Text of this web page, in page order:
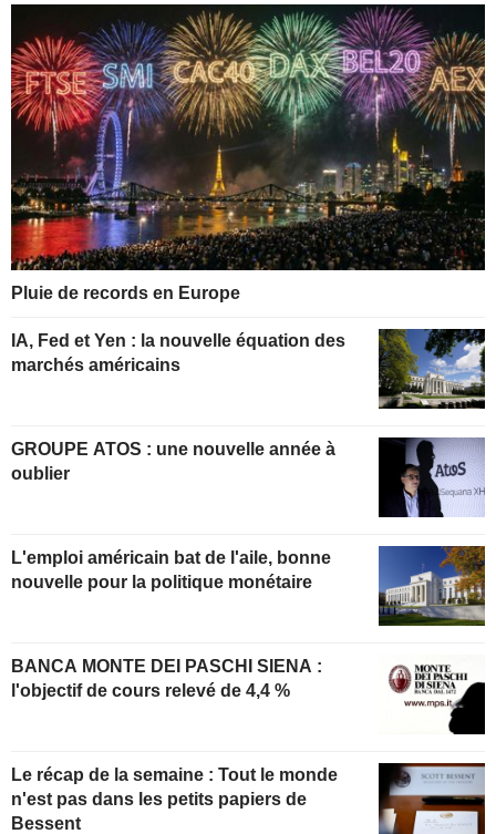
Pluie de records en Europe
IA, Fed et Yen : la nouvelle équation des
marchés américains
GROUPE ATOS : une nouvelle année à
oublier
L'emploi américain bat de l'aile, bonne
nouvelle pour la politique monétaire
BANCA MONTE DEI PASCHI SIENA :
l'objectif de cours relevé de 4,4 %
Le récap de la semaine : Tout le monde
n'est pas dans les petits papiers de
Bessent